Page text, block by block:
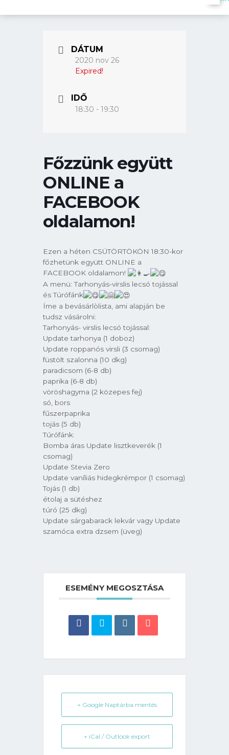
DÁTUM
2020 nov 26
Expired!
IDŐ
18:30 - 19:30
Főzzünk együtt
ONLINE a
FACEBOOK
oldalamon!
Ezen a héten CSÜTÖRTÖKÖN 18:30-kor
főzhetünk együtt ONLINE a
FACEBOOK oldalamon!
A menü: Tarhonyás-virslis lecsó tojással
és Túrófánk
Íme a bevásárlòlista, ami alapján be
tudsz vásárolni:
Tarhonyás- virslis lecsó tojással:
Update tarhonya (1 doboz)
Update roppanós virsli (3 csomag)
füstölt szalonna (10 dkg)
paradicsom (6-8 db)
paprika (6-8 db)
vöröshagyma (2 közepes fej)
só, bors
fűszerpaprika
tojás (5 db)
Túrófánk:
Bomba áras Update lisztkeverék (1
csomag)
Update Stevia Zero
Update vaníliás hidegkrémpor (1 csomag)
Tojás (1 db)
étolaj a sütéshez
túró (25 dkg)
Update sárgabarack lekvár vagy Update
szamóca extra dzsem (üveg)
ESEMÉNY MEGOSZTÁSA
+ Google Naptárba mentés
+ iCal / Outlook export